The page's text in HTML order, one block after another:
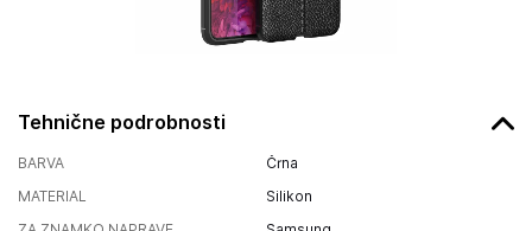
Tehnične podrobnosti
BARVA
Črna
MATERIAL
Silikon